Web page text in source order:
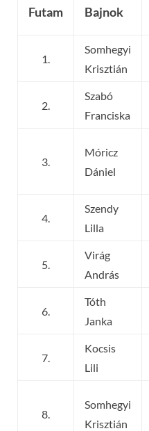
Futam Bajnok
1.
Somhegyi
Krisztián
2.
Szabó
Franciska
3.
Móricz
Dániel
4.
Szendy
Lilla
5.
Virág
András
6.
Tóth
Janka
7.
Kocsis
Lili
8.
Somhegyi
Krisztián